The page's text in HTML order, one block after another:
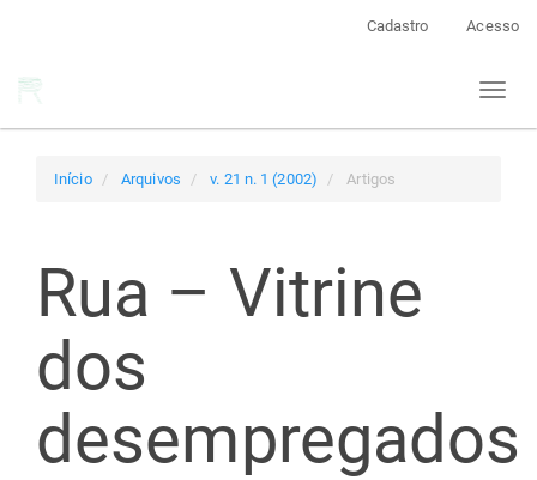
Cadastro Acesso
Toggle
Início Arquivos v. 21 n. 1 (2002) Artigos
Rua – Vitrine
dos
desempregados